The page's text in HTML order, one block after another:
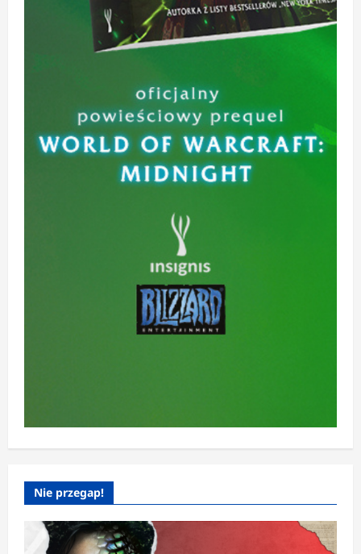
Nie przegap!